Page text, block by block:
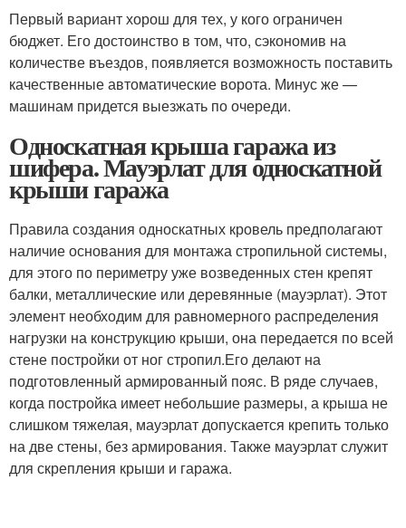
Первый вариант хорош для тех, у кого ограничен
бюджет. Его достоинство в том, что, сэкономив на
количестве въездов, появляется возможность поставить
качественные автоматические ворота. Минус же —
машинам придется выезжать по очереди.
Односкатная крыша гаража из
шифера. Мауэрлат для односкатной
крыши гаража
Правила создания односкатных кровель предполагают
наличие основания для монтажа стропильной системы,
для этого по периметру уже возведенных стен крепят
балки, металлические или деревянные (мауэрлат). Этот
элемент необходим для равномерного распределения
нагрузки на конструкцию крыши, она передается по всей
стене постройки от ног стропил.Его делают на
подготовленный армированный пояс. В ряде случаев,
когда постройка имеет небольшие размеры, а крыша не
слишком тяжелая, мауэрлат допускается крепить только
на две стены, без армирования. Также мауэрлат служит
для скрепления крыши и гаража.